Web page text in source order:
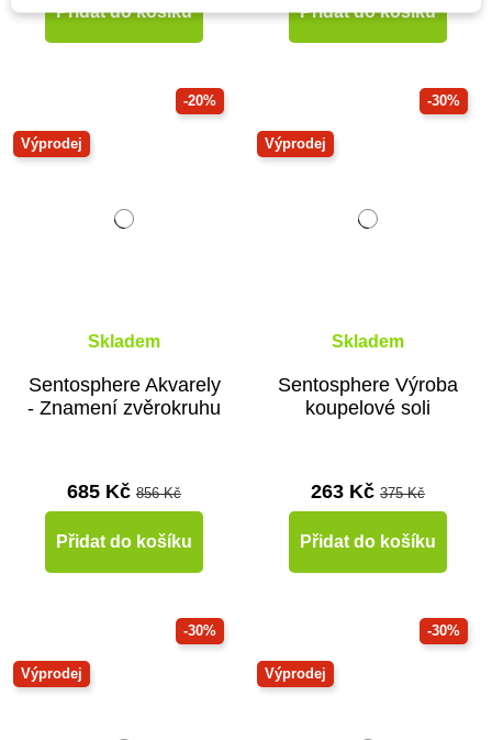
Přidat do košíku Přidat do košíku
-20%
Výprodej
Skladem
Sentosphere Akvarely
- Znamení zvěrokruhu
685 Kč 856 Kč
Přidat do košíku
-30%
Výprodej
Skladem
Sentosphere Výroba
koupelové soli
263 Kč 375 Kč
Přidat do košíku
-30%
Výprodej
-30%
Výprodej